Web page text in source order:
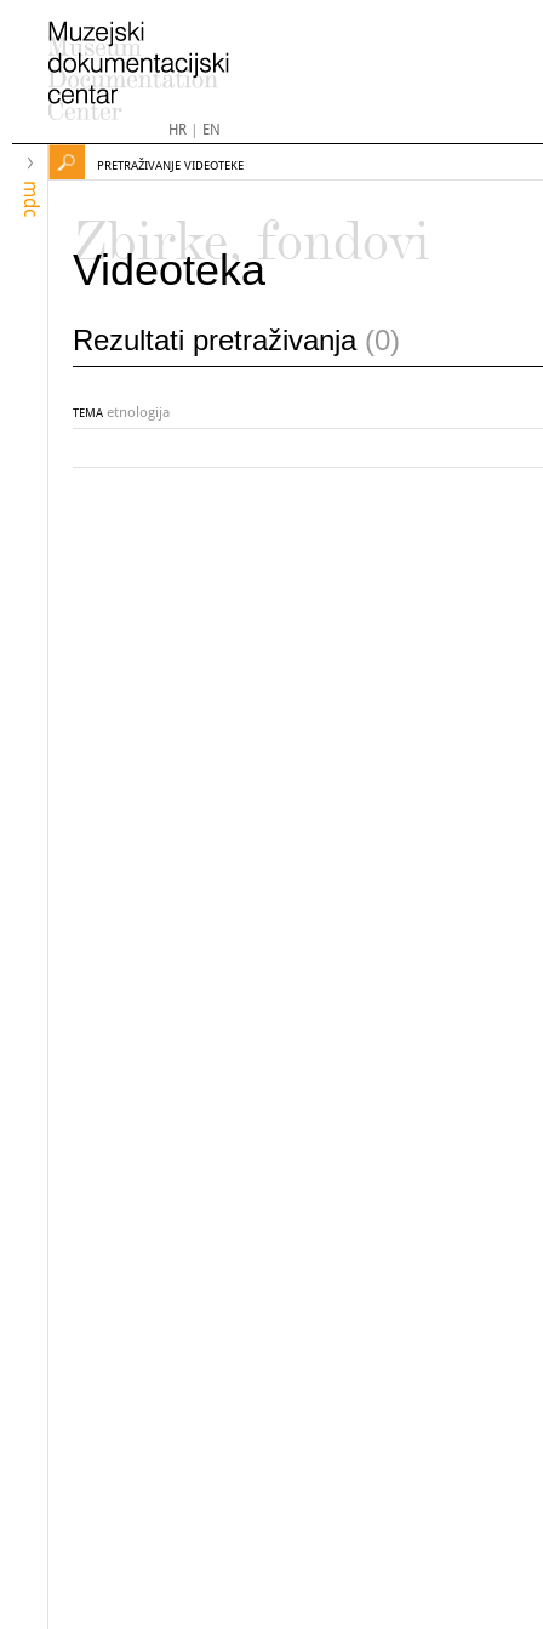
HR| EN
mdc
PRETRAŽIVANJE VIDEOTEKE
Zbirke, fondovi
Videoteka
Rezultati pretraživanja (0)
TEMA etnologija